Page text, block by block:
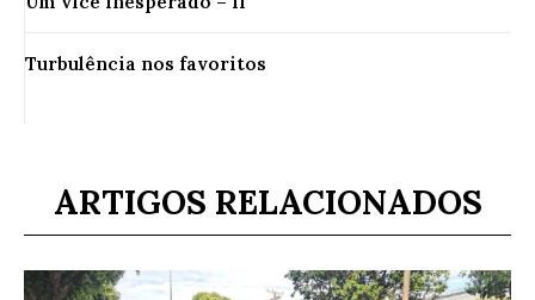
Turbulência nos favoritos
ARTIGOS RELACIONADOS